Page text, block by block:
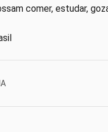
comer, estudar,